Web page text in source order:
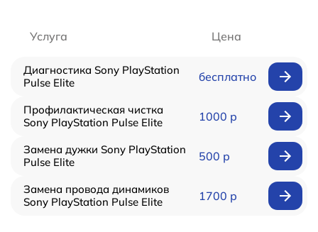
Услуга Цена
Диагностика Sony PlayStation
Pulse Elite
бесплатно
Профилактическая чистка
Sony PlayStation Pulse Elite
1000 р
Замена дужки Sony PlayStation
Pulse Elite
500 р
Замена провода динамиков
Sony PlayStation Pulse Elite
1700 р